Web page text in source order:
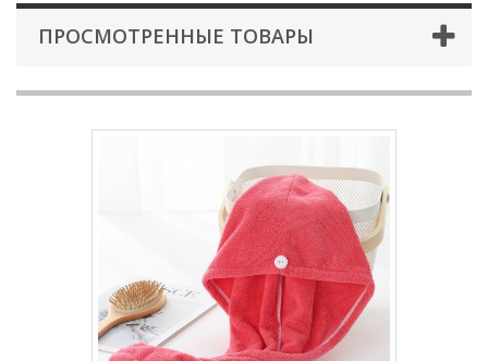
ПРОСМОТРЕННЫЕ ТОВАРЫ